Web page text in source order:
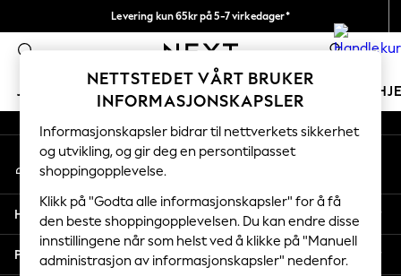
Levering kun 65kr på 5-7 virkedager*
Vi betaler alle tollavgifter 0
JENTER GUTTER BABY KVINNER
GIRLS
New In
50 - 92cm
98 - 110cm
116 - 134cm
140 - 174cm
Trending: Top & Short Sets
An error occurred on client
Våre sosiale nettverk
Min konto
Logg inn på kontoen din
Hjelp
Personvern & Juridisk
NETTSTEDET VÅRT BRUKER
INFORMASJONSKAPSLER
Informasjonskapsler bidrar til nettverkets sikkerhet
og utvikling, og gir deg en persontilpasset
shoppingopplevelse.
Klikk på "Godta alle informasjonskapsler" for å få
den beste shoppingopplevelsen. Du kan endre disse
innstillingene når som helst ved å klikke på "Manuell
administrasjon av informasjonskapsler" nedenfor.